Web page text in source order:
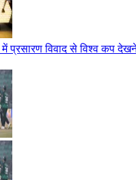
प्रसारण विवाद से विश्व कप